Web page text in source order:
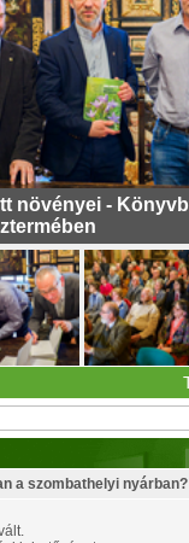
növényei -
a szombathelyi nyárban?